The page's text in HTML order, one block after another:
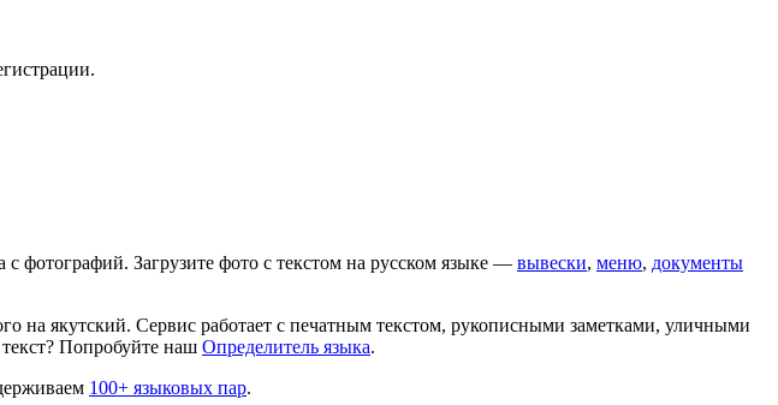
фотографий. Загрузите фото с текстом на русском языке — вывески, меню, документы
на якутский. Сервис работает с печатным текстом, рукописными заметками, уличными
Попробуйте наш Определитель языка.
100+ языковых пар.